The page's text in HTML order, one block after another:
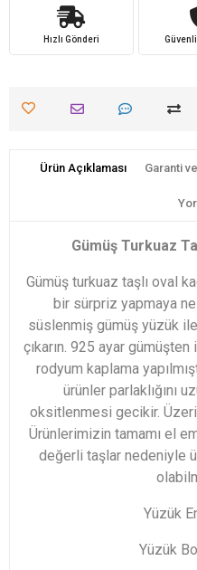
Hızlı Gönderi
Ürün Açıklaması Garanti
Gümüş Turkuaz
Gümüş turkuaz taşlı oval
bir sürpriz yapmaya
süslenmiş gümüş yüzük ile
çıkarın. 925 ayar
rodyum kaplama
ürünler parlaklığını
oksitlenmesi gecikir.
Ürünlerimizin tamamı el
değerli taşlar nedeniyle
Yüzük
Yüzük